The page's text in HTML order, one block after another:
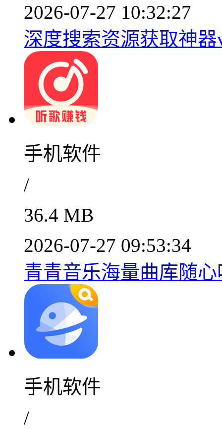
2026-07-27 10:32:27
深度搜索资源获取神器
手机软件
/
36.4 MB
2026-07-27 09:53:34
青青音乐海量曲库随
手机软件
/